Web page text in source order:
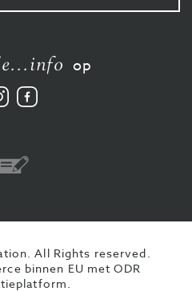
op
Volg
ons
Vind
ons
Overschrijving
All Rights reserved.
binnen EU met ODR